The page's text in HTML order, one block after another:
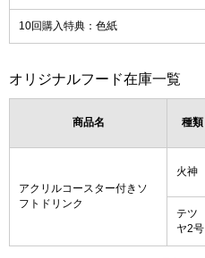
10回購入特典：色紙
オリジナルフード在庫一覧
商品名 種類
アクリルコースター付きソ
フトドリンク
火神
テツ
ヤ2号